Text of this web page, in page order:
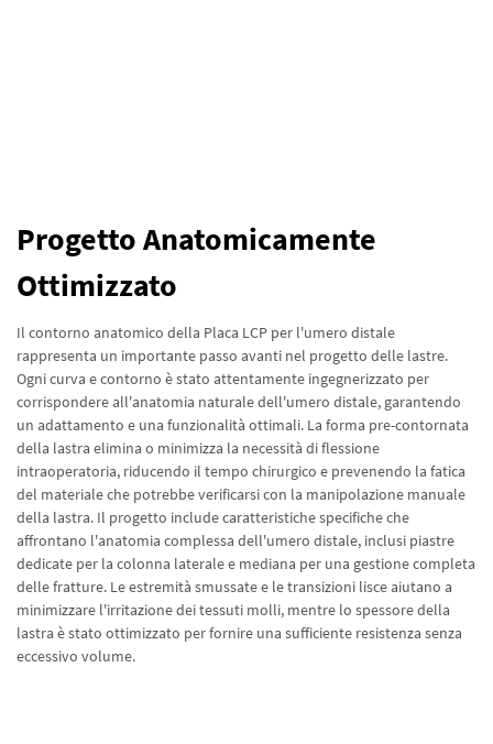
Progetto Anatomicamente
Ottimizzato
Il contorno anatomico della Placa LCP per l'umero distale
rappresenta un importante passo avanti nel progetto delle lastre.
Ogni curva e contorno è stato attentamente ingegnerizzato per
corrispondere all'anatomia naturale dell'umero distale, garantendo
un adattamento e una funzionalità ottimali. La forma pre-contornata
della lastra elimina o minimizza la necessità di flessione
intraoperatoria, riducendo il tempo chirurgico e prevenendo la fatica
del materiale che potrebbe verificarsi con la manipolazione manuale
della lastra. Il progetto include caratteristiche specifiche che
affrontano l'anatomia complessa dell'umero distale, inclusi piastre
dedicate per la colonna laterale e mediana per una gestione completa
delle fratture. Le estremità smussate e le transizioni lisce aiutano a
minimizzare l'irritazione dei tessuti molli, mentre lo spessore della
lastra è stato ottimizzato per fornire una sufficiente resistenza senza
eccessivo volume.